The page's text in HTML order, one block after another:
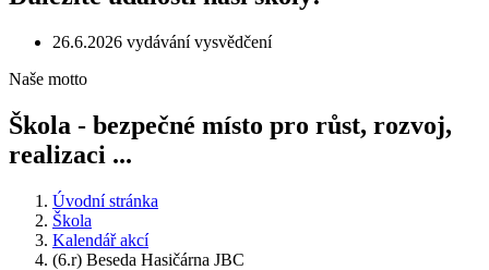
26.6.2026 vydávání vysvědčení
Naše motto
Škola - bezpečné místo pro růst, rozvoj,
realizaci ...
Úvodní stránka
Škola
Kalendář akcí
(6.r) Beseda Hasičárna JBC